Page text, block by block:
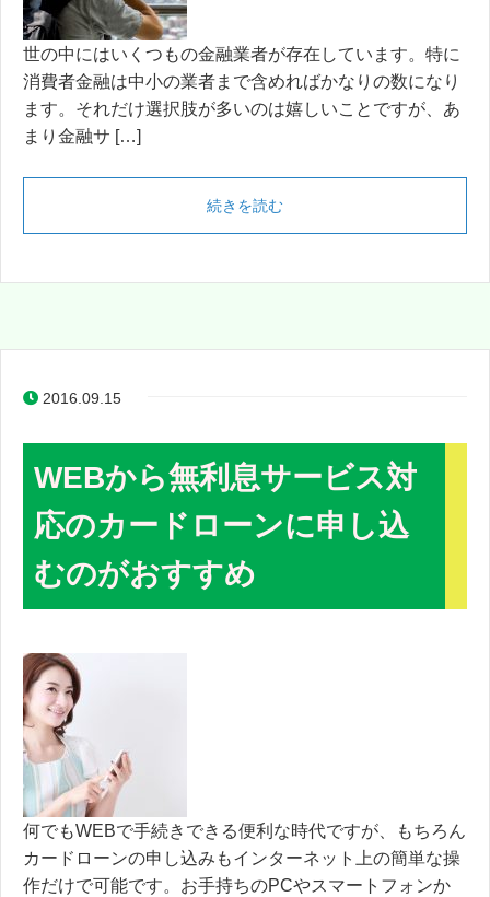
世の中にはいくつもの金融業者が存在しています。特に
消費者金融は中小の業者まで含めればかなりの数になり
ます。それだけ選択肢が多いのは嬉しいことですが、あ
まり金融サ […]
続きを読む
2016.09.15
WEBから無利息サービス対
応のカードローンに申し込
むのがおすすめ
何でもWEBで手続きできる便利な時代ですが、もちろん
カードローンの申し込みもインターネット上の簡単な操
作だけで可能です。お手持ちのPCやスマートフォンか